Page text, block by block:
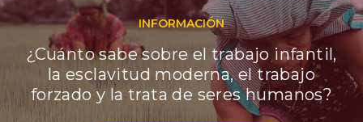
INFORMACIÓN
¿Cuánto sabe sobre el trabajo infantil,
la esclavitud moderna, el trabajo
forzado y la trata de seres humanos?